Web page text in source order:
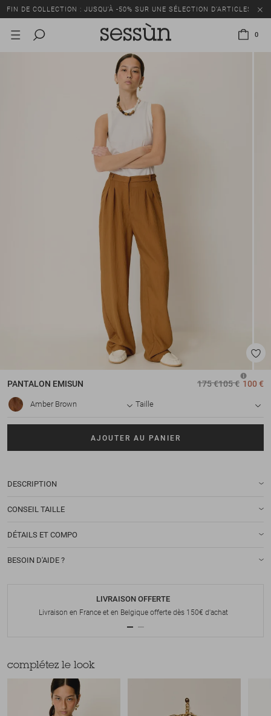
FIN DE COLLECTION : JUSQU’À -50% SUR UNE SÉLECTION D’ARTICLES
0
PANTALON EMISUN 175 €105 € 100 €
Amber Brown Taille
AJOUTER AU PANIER
DESCRIPTION
CONSEIL TAILLE
DÉTAILS ET COMPO
BESOIN D'AIDE ?
LIVRAISON OFFERTE
Livraison en France et en Belgique offerte dès 150€ d'achat
complétez le look